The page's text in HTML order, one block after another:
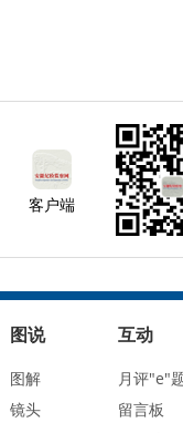
客户端
图说
图解
镜头
互动
月评"e"
留言板